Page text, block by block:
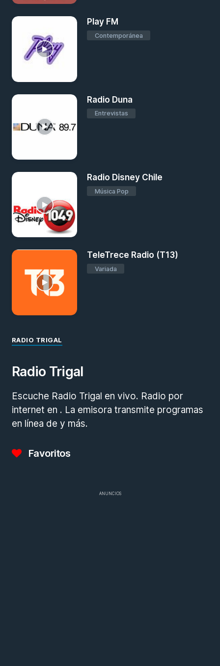
Play FM
Contemporánea
Radio Duna
Entrevistas
Radio Disney Chile
Música Pop
TeleTrece Radio (T13)
Variada
RADIO TRIGAL
Radio Trigal
Escuche Radio Trigal en vivo. Radio por
internet en . La emisora transmite programas
en línea de y más.
Favoritos
ANUNCIOS